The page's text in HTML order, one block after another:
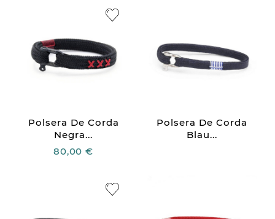
Polsera De Corda
Negra...
80,00 €
Polsera De Corda
Blau...